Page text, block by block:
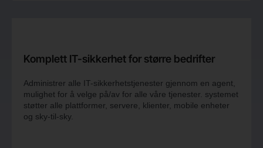
Komplett IT-sikkerhet for større bedrifter
Administrer alle IT-sikkerhetstjenester gjennom en agent,
mulighet for å velge på/av for alle våre tjenester. systemet
støtter alle plattformer, servere, klienter, mobile enheter
og sky-til-sky.